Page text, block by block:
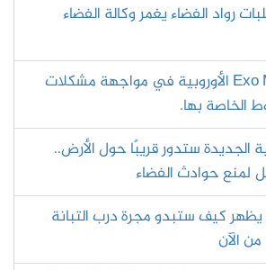
رواد الفضاء يغمر وكالة الفضاء
تستمرُ مظلة Exo Mars الأوروبية في مواجهة مشكلات
الخاصة بها.
الجديدة ستدور قريبًا حول الأرض..
لمنع حوادث الفضاء
كيف ستبدو مجرة درب التبانة